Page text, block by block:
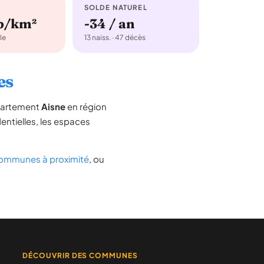
km²
SOLDE NATUREL
-34 / an
13 naiss. · 47 décès
Aisneen région
les espaces
à proximité, ou
DÉCOUVRIR DES COMMUNES